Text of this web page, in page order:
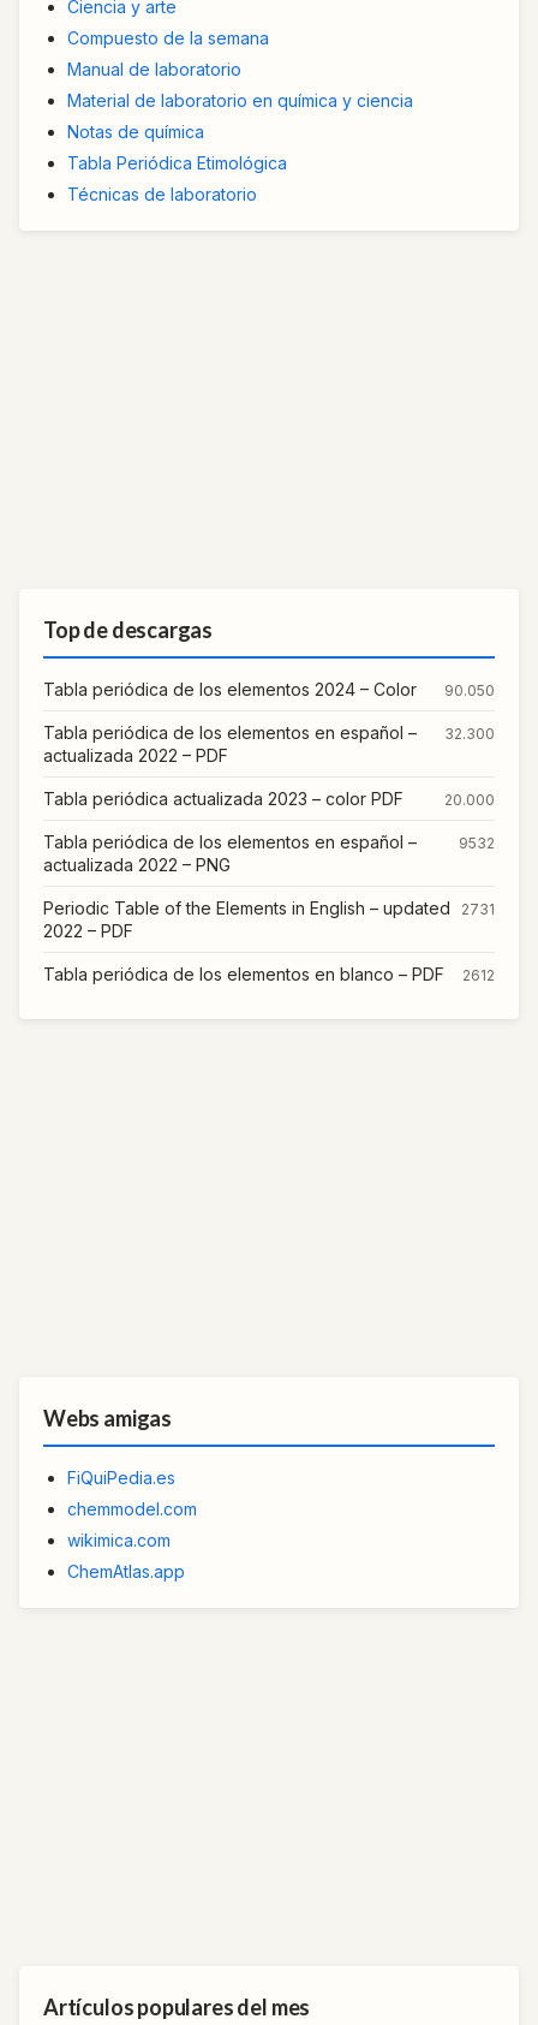
Ciencia y arte
Compuesto de la semana
Manual de laboratorio
Material de laboratorio en química y ciencia
Notas de química
Tabla Periódica Etimológica
Técnicas de laboratorio
Top de descargas
Tabla periódica de los elementos 2024 – Color 90.050
Tabla periódica de los elementos en español –
actualizada 2022 – PDF
32.300
Tabla periódica actualizada 2023 – color PDF 20.000
Tabla periódica de los elementos en español –
actualizada 2022 – PNG
9532
Periodic Table of the Elements in English – updated
2022 – PDF
2731
Tabla periódica de los elementos en blanco – PDF 2612
Webs amigas
FiQuiPedia.es
chemmodel.com
wikimica.com
ChemAtlas.app
Artículos populares del mes